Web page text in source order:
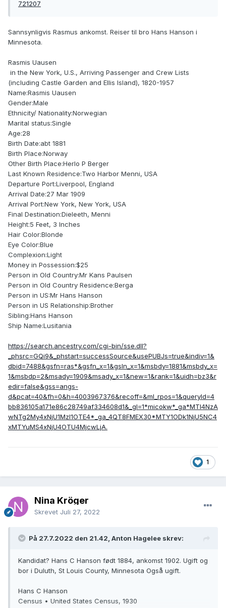
721207
Sannsynligvis Rasmus ankomst. Reiser til bro Hans Hanson i
Minnesota.
Rasmis Uausen
in the New York, U.S., Arriving Passenger and Crew Lists
(including Castle Garden and Ellis Island), 1820-1957
Name:Rasmis Uausen
Gender:Male
Ethnicity/ Nationality:Norwegian
Marital status:Single
Age:28
Birth Date:abt 1881
Birth Place:Norway
Other Birth Place:Herlo P Berger
Last Known Residence:Two Harbor Menni, USA
Departure Port:Liverpool, England
Arrival Date:27 Mar 1909
Arrival Port:New York, New York, USA
Final Destination:Dieleeth, Menni
Height:5 Feet, 3 Inches
Hair Color:Blonde
Eye Color:Blue
Complexion:Light
Money in Possession:$25
Person in Old Country:Mr Kans Paulsen
Person in Old Country Residence:Berga
Person in US:Mr Hans Hanson
Person in US Relationship:Brother
Sibling:Hans Hanson
Ship Name:Lusitania
https://search.ancestry.com/cgi-bin/sse.dll?
_phsrc=GQi9&_phstart=successSource&usePUBJs=true&indiv=1&
dbid=7488&gsfn=ras*&gsfn_x=1&gsln_x=1&msbdy=1881&msbdy_x=
1&msbdp=2&msady=1909&msady_x=1&new=1&rank=1&uidh=bz3&r
edir=false&gss=angs-
d&pcat=40&fh=0&h=4003967376&recoff=&ml_rpos=1&queryId=4
bb836105a171e86c28749af334608d1&_gl=1*micokw*_ga*MTI4NzA
wNTg2My4xNjU1MzI1OTE4*_ga_4QT8FMEX30*MTY1ODk1NjU5NC4
xMTYuMS4xNjU4OTU4MjcwLjA.
1
Nina Kröger
Skrevet Juli 27, 2022
På 27.7.2022 den 21.42, Anton Hagelee skrev:
Kandidat? Hans C Hanson født 1884, ankomst 1902. Ugift og
bor i Duluth, St Louis County, Minnesota Også ugift.
Hans C Hanson
Census • United States Census, 1930